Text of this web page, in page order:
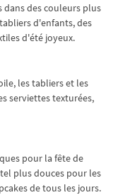
dans des couleurs plus
d'enfants, des
d'été joyeux.
les tabliers et les
serviettes texturées,
pour la fête de
plus douces pour les
de tous les jours.